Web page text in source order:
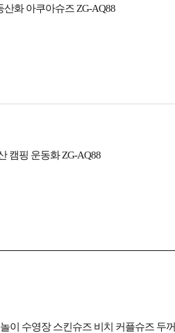
화 아쿠아슈즈 ZG-AQ88
캠핑 운동화 ZG-AQ88
이 수영장 스킨슈즈 비치 커플슈즈 두꺼